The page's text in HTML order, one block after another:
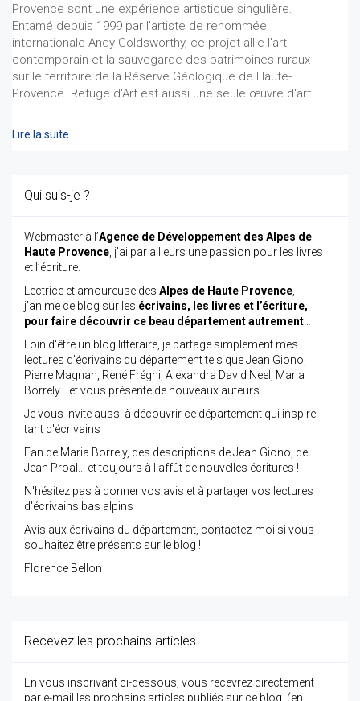
Provence sont une expérience artistique singulière.
Entamé depuis 1999 par l'artiste de renommée
internationale Andy Goldsworthy, ce projet allie l'art
contemporain et la sauvegarde des patrimoines ruraux
sur le territoire de la Réserve Géologique de Haute-
Provence. Refuge d'Art est aussi une seule œuvre d'art…
Lire la suite …
Qui suis-je ?
Webmaster à l’Agence de Développement des Alpes de
Haute Provence , j’ai par ailleurs une passion pour les livres
et l’écriture.
Lectrice et amoureuse des Alpes de Haute Provence
j’anime ce blog sur les écrivains, les livres et l’écriture,
pour faire découvrir ce beau département autrement
Loin d'être un blog littéraire, je partage simplement mes
lectures d'écrivains du département tels que Jean Giono,
Pierre Magnan, René Frégni, Alexandra David Neel, Maria
Borrely... et vous présente de nouveaux auteurs.
Je vous invite aussi à découvrir ce département qui inspire
tant d'écrivains !
Fan de Maria Borrely, des descriptions de Jean Giono, de
Jean Proal... et toujours à l'affût de nouvelles écritures !
N'hésitez pas à donner vos avis et à partager vos lectures
d'écrivains bas alpins !
Avis aux écrivains du département, contactez-moi si vous
souhaitez être présents sur le blog !
Florence Bellon
Recevez les prochains articles
En vous inscrivant ci-dessous, vous recevrez directement
par e-mail les prochains articles publiés sur ce blog. (en